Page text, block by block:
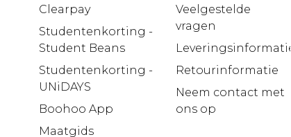
Clearpay
Studentenkorting -
Student Beans
Studentenkorting -
UNiDAYS
Boohoo App
Maatgids
Veelgestelde
vragen
Leveringsinformatie
Retourinformatie
Neem contact met
ons op